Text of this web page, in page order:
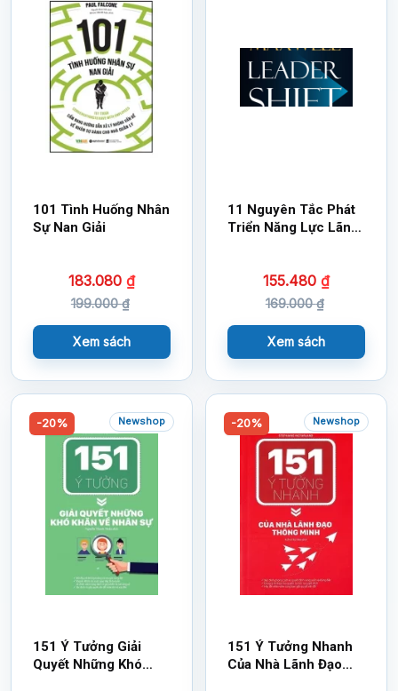
101 Tình Huống Nhân
Sự Nan Giải
183.080 ₫
199.000₫
Xem sách
11 Nguyên Tắc Phát
Triển Năng Lực Lãnh
155.480 ₫
169.000₫
Xem sách
-20% Newshop
151 Ý Tưởng Giải
Quyết Những Khó
-20% Newshop
151 Ý Tưởng Nhanh
Của Nhà Lãnh Đạo